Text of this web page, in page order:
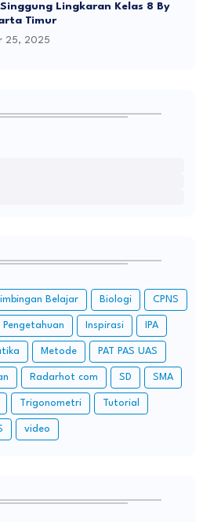
Lingkaran Kelas 8 By
Timur
25, 2025
Belajar Biologi CPNS
Pengetahuan Inspirasi IPA
Metode PAT PAS UAS
Radarhot com SD SMA
Trigonometri Tutorial
video